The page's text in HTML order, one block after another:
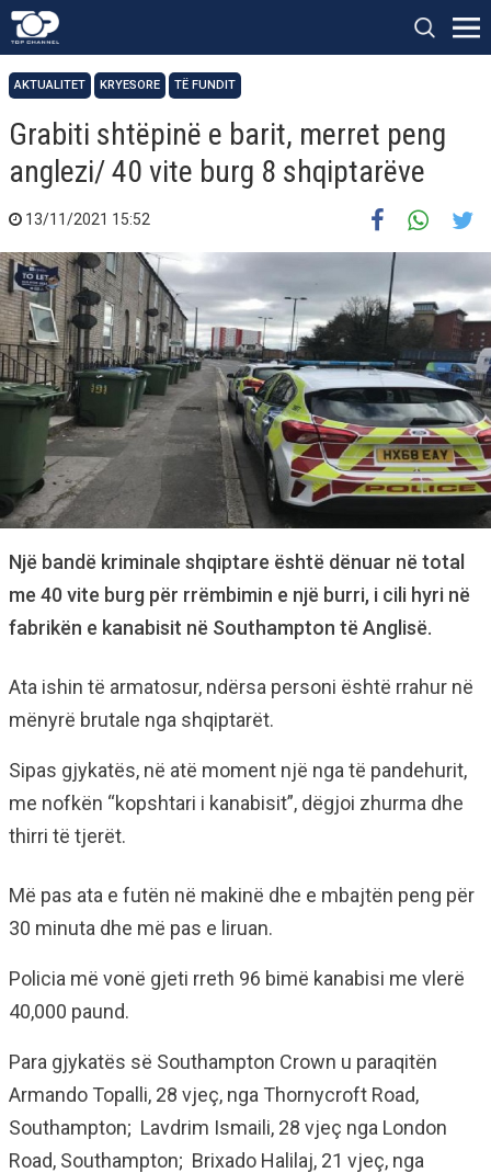
AKTUALITET KRYESORE TË FUNDIT
Grabiti shtëpinë e barit, merret peng
anglezi/ 40 vite burg 8 shqiptarëve
13/11/2021 15:52
Një bandë kriminale shqiptare është dënuar në total
me 40 vite burg për rrëmbimin e një burri, i cili hyri në
fabrikën e kanabisit në Southampton të Anglisë.
Ata ishin të armatosur, ndërsa personi është rrahur në
mënyrë brutale nga shqiptarët.
Sipas gjykatës, në atë moment një nga të pandehurit,
me nofkën “kopshtari i kanabisit”, dëgjoi zhurma dhe
thirri të tjerët.
Më pas ata e futën në makinë dhe e mbajtën peng për
30 minuta dhe më pas e liruan.
Policia më vonë gjeti rreth 96 bimë kanabisi me vlerë
40,000 paund.
Para gjykatës së Southampton Crown u paraqitën
Armando Topalli, 28 vjeç, nga Thornycroft Road,
Southampton; Lavdrim Ismaili, 28 vjeç nga London
Road, Southampton; Brixado Halilaj, 21 vjeç, nga